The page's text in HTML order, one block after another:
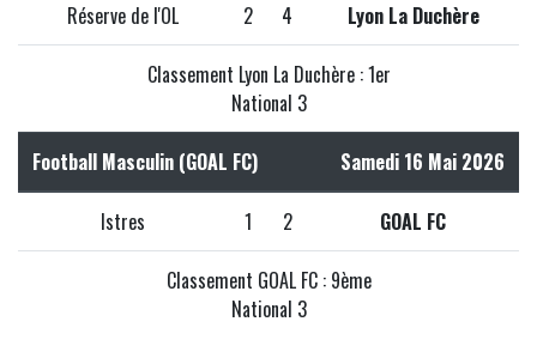
Réserve de l'OL 2 4 Lyon La Duchère
Classement Lyon La Duchère : 1er
National 3
Football Masculin (GOAL FC) Samedi 16 Mai 2026
Istres 1 2 GOAL FC
Classement GOAL FC : 9ème
National 3